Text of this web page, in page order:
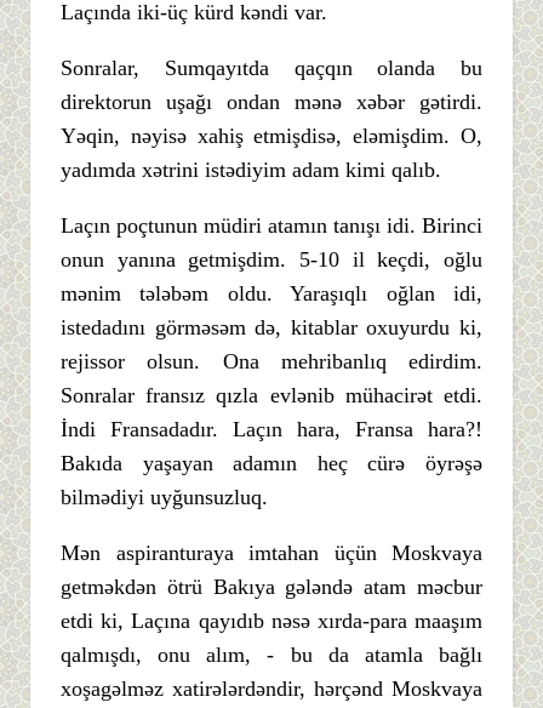
Laçında iki-üç kürd kəndi var.
Sonralar, Sumqayıtda qaçqın olanda bu
direktorun uşağı ondan mənə xəbər gətirdi.
Yəqin, nəyisə xahiş etmişdisə, eləmişdim. O,
yadımda xətrini istədiyim adam kimi qalıb.
Laçın poçtunun müdiri atamın tanışı idi. Birinci
onun yanına getmişdim. 5-10 il keçdi, oğlu
mənim tələbəm oldu. Yaraşıqlı oğlan idi,
istedadını görməsəm də, kitablar oxuyurdu ki,
rejissor olsun. Ona mehribanlıq edirdim.
Sonralar fransız qızla evlənib mühacirət etdi.
İndi Fransadadır. Laçın hara, Fransa hara?!
Bakıda yaşayan adamın heç cürə öyrəşə
bilmədiyi uyğunsuzluq.
Mən aspiranturaya imtahan üçün Moskvaya
getməkdən ötrü Bakıya gələndə atam məcbur
etdi ki, Laçına qayıdıb nəsə xırda-para maaşım
qalmışdı, onu alım, - bu da atamla bağlı
xoşagəlməz xatirələrdəndir, hərçənd Moskvaya